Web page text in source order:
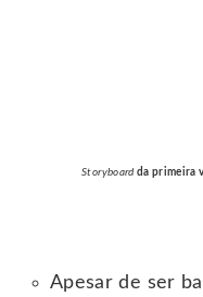
Storyboard da primeira
Apesar de ser